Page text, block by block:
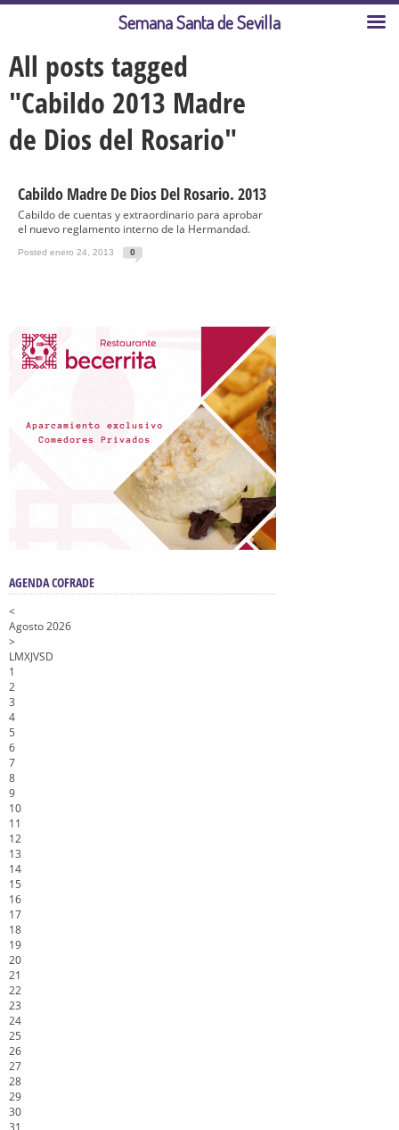
All posts tagged
"Cabildo 2013 Madre
de Dios del Rosario"
Cabildo Madre De Dios Del Rosario. 2013
Cabildo de cuentas y extraordinario para aprobar
el nuevo reglamento interno de la Hermandad.
Posted enero 24, 2013 0
AGENDA COFRADE
<
Agosto 2026
>
LMXJVSD
1
2
3
4
5
6
7
8
9
10
11
12
13
14
15
16
17
18
19
20
21
22
23
24
25
26
27
28
29
30
31
Semana Santa de Sevilla